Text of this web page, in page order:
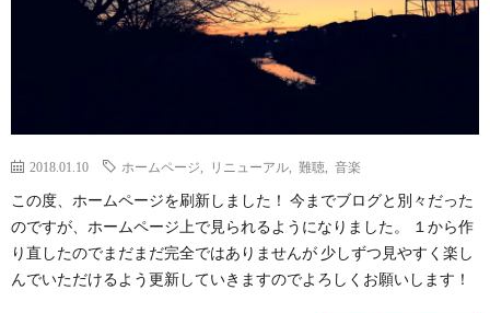
2018.01.10 ホームページ リニューアル 難聴 音楽
この度、ホームページを刷新しました！ 今までブログと別々だった
のですが、ホームページ上で見られるようになりました。 １から作
り直したのでまだまだ完全ではありませんが 少しずつ見やすく楽し
んでいただけるよう更新していきますのでよろしくお願いします！